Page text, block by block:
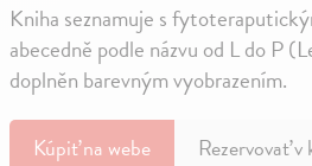
Kniha seznamuje s
abecedně podle názvu od L do P
doplněn barevným vyobrazením.
Kúpiťna webe Rezervovať